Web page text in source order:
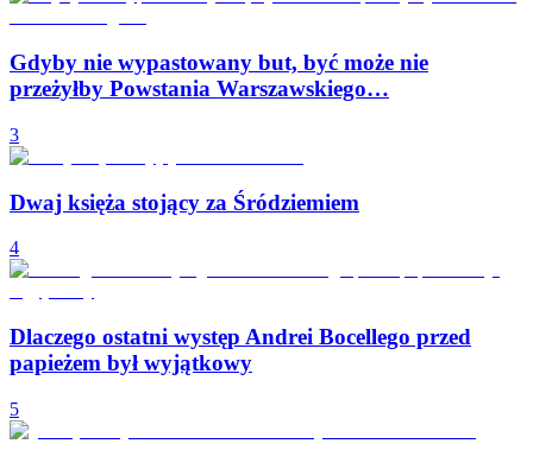
Gdyby nie wypastowany but, być może nie
przeżyłby Powstania Warszawskiego…
3
Dwaj księża stojący za Śródziemiem
4
Dlaczego ostatni występ Andrei Bocellego przed
papieżem był wyjątkowy
5